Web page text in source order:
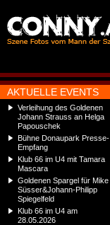
AKTUELLE EVENTS
Verleihung des Goldenen
Johann Strauss an Helga
Papouschek
Bühne Donaupark Presse-
Empfang
Klub 66 im U4 mit Tamara
Mascara
Goldenen Spargel für Mike
Süsser&Johann-Philipp
Spiegelfeld
Klub 66 im U4 am
28.05.2026